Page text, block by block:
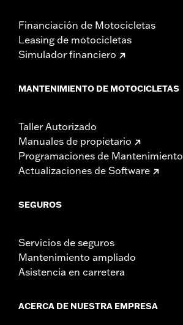
Financiación de Motocicletas
Leasing de motocicletas
Simulador financiero
MANTENIMIENTO DE MOTOCICLETAS
Taller Autorizado
Manuales de propietario
Programaciones de Mantenimiento
Actualizaciones de Software
SEGUROS
Servicios de seguros
Mantenimiento ampliado
Asistencia en carretera
ACERCA DE NUESTRA EMPRESA